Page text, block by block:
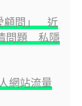
顧問」 近
問題 私隱
網站流量